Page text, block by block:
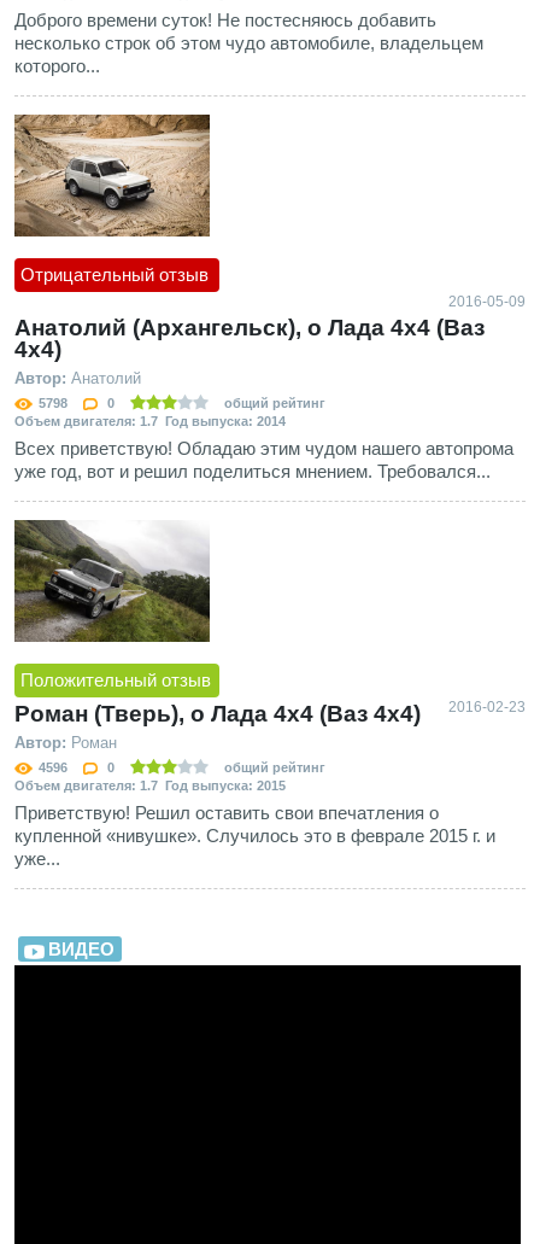
Доброго времени суток! Не постесняюсь добавить
несколько строк об этом чудо автомобиле, владельцем
которого...
Отрицательный отзыв
2016-05-09
Анатолий (Архангельск), о Лада 4х4 (Ваз
4x4)
Автор: Анатолий
5798 0
общий рейтинг
Объем двигателя: 1.7 Год выпуска: 2014
Всех приветствую! Обладаю этим чудом нашего автопрома
уже год, вот и решил поделиться мнением. Требовался...
Положительный отзыв
2016-02-23
Роман (Тверь), о Лада 4х4 (Ваз 4x4)
Автор: Роман
4596 0
общий рейтинг
Объем двигателя: 1.7 Год выпуска: 2015
Приветствую! Решил оставить свои впечатления о
купленной «нивушке». Случилось это в феврале 2015 г. и
уже...
ВИДЕО